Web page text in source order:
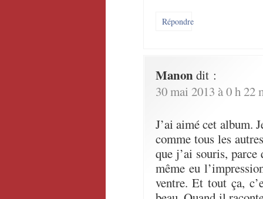
Répondre
Manondit :
30 mai 2013 à 0 h 22
J’ai aimé cet album.
comme tous les
que j’ai souris, parce
même eu
ventre. Et tout ça,